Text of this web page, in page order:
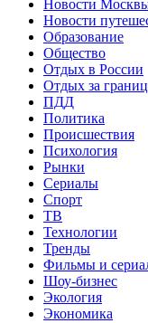
Новости
Новости
Образование
Общество
Отдых в России
Отдых за
ПДД
Политика
Происшествия
Психология
Рынки
Сериалы
Спорт
ТВ
Технологии
Тренды
Фильмы и
Шоу-бизнес
Экология
Экономика